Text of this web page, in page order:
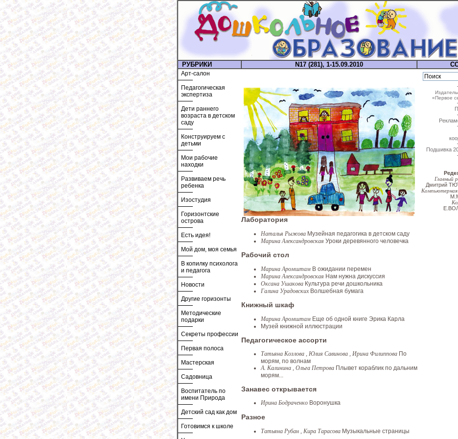
РУБРИКИ N17 (281), 1-15.09.2010
Арт-салон
Педагогическая
экспертиза
Дети раннего
возраста в детском
саду
Конструируем с
детьми
Мои рабочие
находки
Развиваем речь
ребенка
Изостудия
Горизонтские
острова
Есть идея!
Мой дом, моя семья
В копилку психолога
и педагога
Новости
Другие горизонты
Методические
подарки
Секреты профессии
Первая полоса
Мастерская
Садовница
Воспитатель по
имени Природа
Детский сад как дом
Готовимся к школе
Лаборатория
Наталья Рыжова Музейная педагогика в детском саду
Марина Александровская Уроки деревянного человечка
Рабочий стол
Марина Аромштам В ожидании перемен
Марина Александровская Нам нужна дискуссия
Оксана Ушакова Культура речи дошкольника
Галина Урадовских Волшебная бумага
Книжный шкаф
Марина Аромштам Еще об одной книге Эрика Карла
Музей книжной иллюстрации
Педагогическое ассорти
Татьяна Козлова , Юлия Савинова , Ирина Филиппова По
морям, по волнам
А. Калинина , Ольга Петрова Плывет кораблик по дальним
морям...
Занавес открывается
Ирина Бодраченко Воронушка
Разное
Татьяна Рубан , Кира Тарасова Музыкальные страницы
«Первое
Подшивка
Главный
Дмитрий
Компьютерная